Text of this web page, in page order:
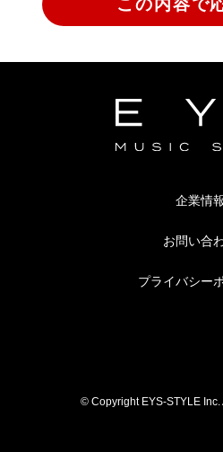
企業情
お問い合
プライバシー
© Copyright EYS-STYLE Inc.